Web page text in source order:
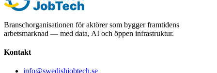
Branschorganisationen för aktörer som bygger framtidens
arbetsmarknad — med data, AI och öppen infrastruktur.
Kontakt
info@swedishjobtech.se